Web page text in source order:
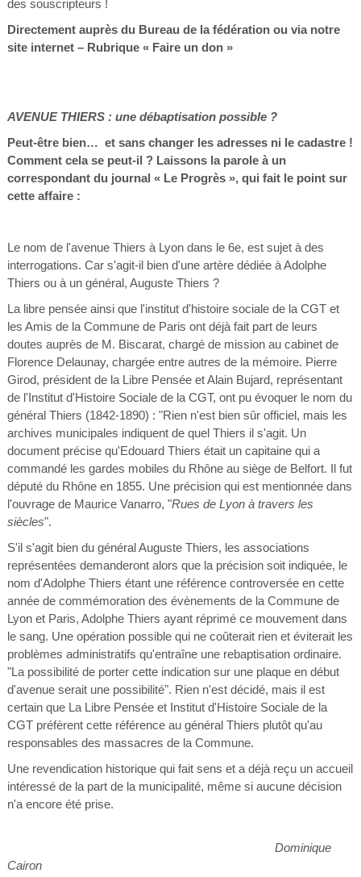
des souscripteurs !
Directement auprès du Bureau de la fédération ou via notre
site internet – Rubrique « Faire un don »
AVENUE THIERS : une débaptisation possible ?
Peut-être bien… et sans changer les adresses ni le cadastre !
Comment cela se peut-il ? Laissons la parole à un
correspondant du journal « Le Progrès », qui fait le point sur
cette affaire :
Le nom de l'avenue Thiers à Lyon dans le 6e, est sujet à des
interrogations. Car s'agit-il bien d'une artère dédiée à Adolphe
Thiers ou à un général, Auguste Thiers ?
La libre pensée ainsi que l'institut d'histoire sociale de la CGT et
les Amis de la Commune de Paris ont déjà fait part de leurs
doutes auprès de M. Biscarat, chargé de mission au cabinet de
Florence Delaunay, chargée entre autres de la mémoire. Pierre
Girod, président de la Libre Pensée et Alain Bujard, représentant
de l'Institut d'Histoire Sociale de la CGT, ont pu évoquer le nom du
général Thiers (1842-1890) : "Rien n'est bien sûr officiel, mais les
archives municipales indiquent de quel Thiers il s'agit. Un
document précise qu'Edouard Thiers était un capitaine qui a
commandé les gardes mobiles du Rhône au siège de Belfort. Il fut
député du Rhône en 1855. Une précision qui est mentionnée dans
l'ouvrage de Maurice Vanarro, "Rues de Lyon à travers les
siècles".
S'il s'agit bien du général Auguste Thiers, les associations
représentées demanderont alors que la précision soit indiquée, le
nom d'Adolphe Thiers étant une référence controversée en cette
année de commémoration des évènements de la Commune de
Lyon et Paris, Adolphe Thiers ayant réprimé ce mouvement dans
le sang. Une opération possible qui ne coûterait rien et éviterait les
problèmes administratifs qu'entraîne une rebaptisation ordinaire.
"La possibilité de porter cette indication sur une plaque en début
d'avenue serait une possibilité". Rien n'est décidé, mais il est
certain que La Libre Pensée et Institut d'Histoire Sociale de la
CGT préfèrent cette référence au général Thiers plutôt qu'au
responsables des massacres de la Commune.
Une revendication historique qui fait sens et a déjà reçu un accueil
intéressé de la part de la municipalité, même si aucune décision
n'a encore été prise.
Dominique
Cairon